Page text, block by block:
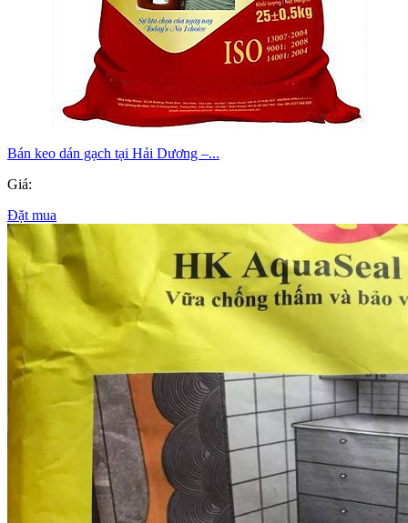
Bán keo dán gạch tại Hải Dương –...
Giá:
Đặt mua